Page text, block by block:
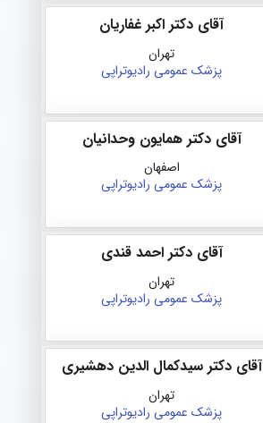
آقای دکتر اکبر غفاریان
تهران
پزشک عمومی رادیوتراپی
آقای دکتر همایون وحدانیان
اصفهان
پزشک عمومی رادیوتراپی
آقای دکتر احمد قندی
تهران
پزشک عمومی رادیوتراپی
آقای دکتر سیدکمال الدین دهشیری
تهران
پزشک عمومی رادیوتراپی